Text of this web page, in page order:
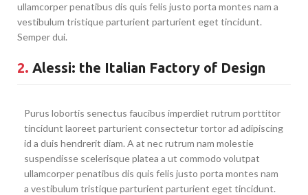
ullamcorper penatibus dis quis felis justo porta montes nam a
vestibulum tristique parturient parturient eget tincidunt.
Semper dui.
2. Alessi: the Italian Factory of Design
Purus lobortis senectus faucibus imperdiet rutrum porttitor
tincidunt laoreet parturient consectetur tortor ad adipiscing
id a duis hendrerit diam. A at nec rutrum nam molestie
suspendisse scelerisque platea a ut commodo volutpat
ullamcorper penatibus dis quis felis justo porta montes nam
a vestibulum tristique parturient parturient eget tincidunt.